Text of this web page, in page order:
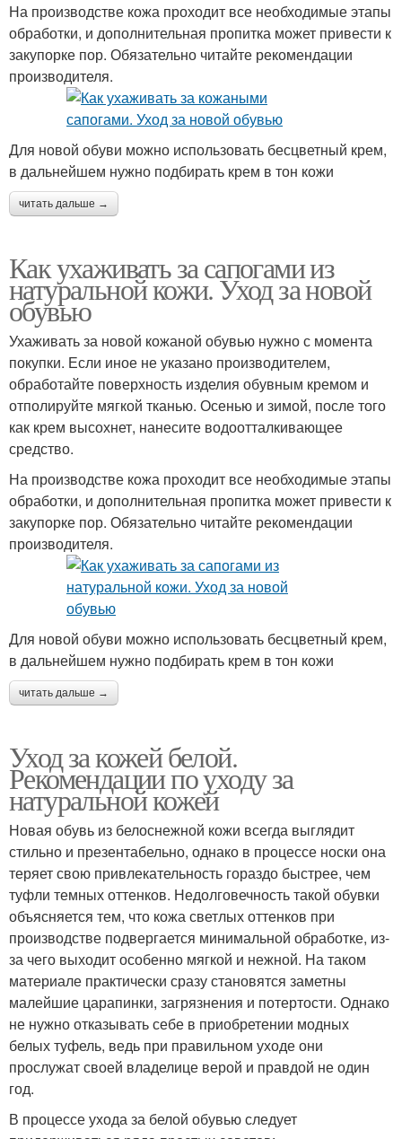
На производстве кожа проходит все необходимые этапы
обработки, и дополнительная пропитка может привести к
закупорке пор. Обязательно читайте рекомендации
производителя.
Для новой обуви можно использовать бесцветный крем,
в дальнейшем нужно подбирать крем в тон кожи
читать дальше →
Как ухаживать за сапогами из
натуральной кожи. Уход за новой
обувью
Ухаживать за новой кожаной обувью нужно с момента
покупки. Если иное не указано производителем,
обработайте поверхность изделия обувным кремом и
отполируйте мягкой тканью. Осенью и зимой, после того
как крем высохнет, нанесите водоотталкивающее
средство.
На производстве кожа проходит все необходимые этапы
обработки, и дополнительная пропитка может привести к
закупорке пор. Обязательно читайте рекомендации
производителя.
Для новой обуви можно использовать бесцветный крем,
в дальнейшем нужно подбирать крем в тон кожи
читать дальше →
Уход за кожей белой.
Рекомендации по уходу за
натуральной кожей
Новая обувь из белоснежной кожи всегда выглядит
стильно и презентабельно, однако в процессе носки она
теряет свою привлекательность гораздо быстрее, чем
туфли темных оттенков. Недолговечность такой обувки
объясняется тем, что кожа светлых оттенков при
производстве подвергается минимальной обработке, из-
за чего выходит особенно мягкой и нежной. На таком
материале практически сразу становятся заметны
малейшие царапинки, загрязнения и потертости. Однако
не нужно отказывать себе в приобретении модных
белых туфель, ведь при правильном уходе они
прослужат своей владелице верой и правдой не один
год.
В процессе ухода за белой обувью следует